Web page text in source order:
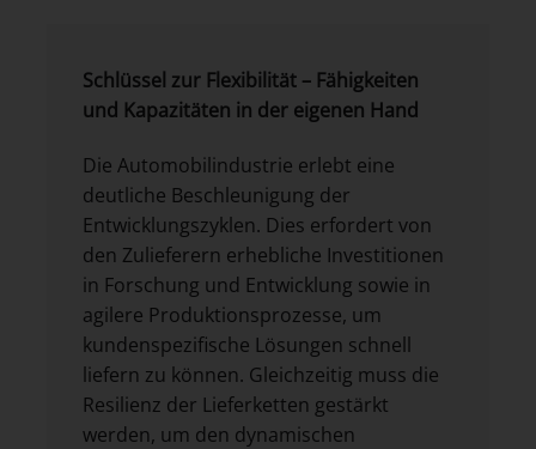
Schlüssel zur Flexibilität – Fähigkeiten
und Kapazitäten in der eigenen Hand
Die Automobilindustrie erlebt eine
deutliche Beschleunigung der
Entwicklungszyklen. Dies erfordert von
den Zulieferern erhebliche Investitionen
in Forschung und Entwicklung sowie in
agilere Produktionsprozesse, um
kundenspezifische Lösungen schnell
liefern zu können. Gleichzeitig muss die
Resilienz der Lieferketten gestärkt
werden, um den dynamischen